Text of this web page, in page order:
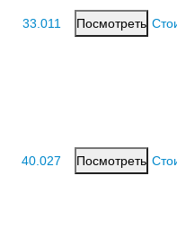
33.011 Посмотреть
40.027 Посмотреть